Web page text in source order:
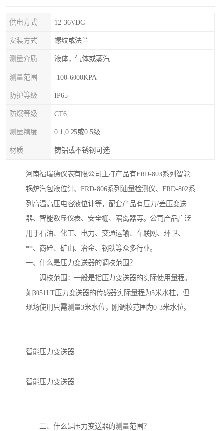
供电方式 12-36VDC
安装方式 螺纹或法兰
测量介质 液体，气体或蒸汽
测量范围 -100-6000KPA
防护等级 IP65
防爆等级 CT6
测量精度 0.1,0.25或0.5级
材质 铸铝或不锈钢可选
河南福瑞德仪表有限公司主打产品有FRD-803系列智能
锅炉汽包液位计、FRD-806系列油量检测仪、FRD-802系
列高温高压电容液位计等，配套产品有压力/差压变送
器、智能数显仪表、安全栅、隔离器等。公司产品广泛
用于石油、化工、电力、交通运输、车联网、环卫、
**、商砼、矿山、冶金、钢铁等众多行业。
一、什么是压力变送器的调校范围？
调校范围：一般是指压力变送器的实际使用量程。
如3051LT压力变送器的传感器实际量程为5米水柱，但
现场使用只需测量3米水位，刚调校范围为0-3米水位。
智能压力变送器
智能压力变送器
二、什么是压力变送器的测量范围？